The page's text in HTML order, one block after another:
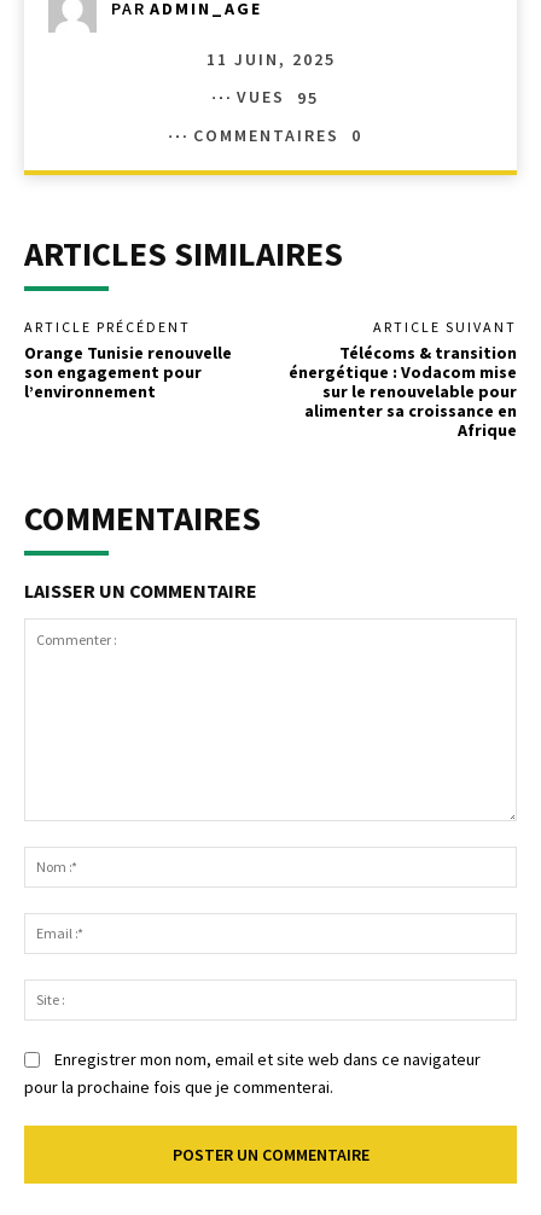
PAR ADMIN_AGE
11 JUIN, 2025
VUES
95
COMMENTAIRES
0
ARTICLES SIMILAIRES
ARTICLE PRÉCÉDENT
Orange Tunisie renouvelle
son engagement pour
l’environnement
ARTICLE SUIVANT
Télécoms & transition
énergétique : Vodacom mise
sur le renouvelable pour
alimenter sa croissance en
Afrique
COMMENTAIRES
LAISSER UN COMMENTAIRE
:*
:*
:
Enregistrer mon nom, email et site web dans ce navigateur
pour la prochaine fois que je commenterai.